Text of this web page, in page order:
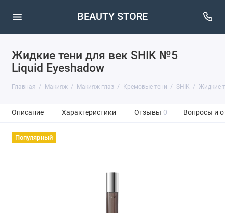
BEAUTY STORE
Жидкие тени для век SHIK №5
Liquid Eyeshadow
Главная Макияж Макияж глаз Кремовые тени SHIK Жидкие
Описание Характеристики Отзывы 0 Вопросы и
Популярный